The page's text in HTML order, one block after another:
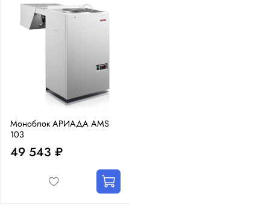
Моноблок АРИАДА AMS
103
49 543 ₽